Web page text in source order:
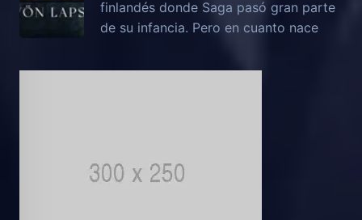
finlandés donde Saga pasó gran parte
de su infancia. Pero en cuanto nace